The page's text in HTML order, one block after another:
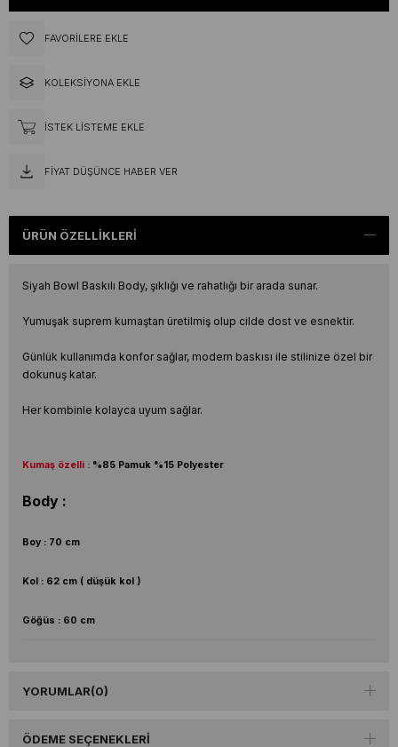
FAVORILERE EKLE
KOLEKSIYONA EKLE
İSTEK LISTEME EKLE
FIYAT DÜŞÜNCE HABER VER
ÜRÜN ÖZELLIKLERI
Siyah Bowl Baskılı Body, şıklığı ve rahatlığı bir arada sunar.
Yumuşak suprem kumaştan üretilmiş olup cilde dost ve esnektir.
Günlük kullanımda konfor sağlar, modern baskısı ile stilinize özel bir
dokunuş katar.
Her kombinle kolayca uyum sağlar.
Kumaş özelli : %85 Pamuk %15 Polyester
Body :
Boy : 70 cm
Kol : 62 cm ( düşük kol )
Göğüs : 60 cm
YORUMLAR(0)
ÖDEME SEÇENEKLERI